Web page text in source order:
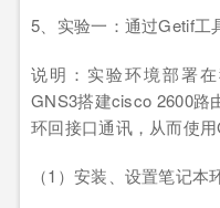
5、实验一：通过Getif工
说明：实验环境部署
GNS3搭建cisco 2600路
环回接口通讯，从而使用
（1）安装、设置笔记本